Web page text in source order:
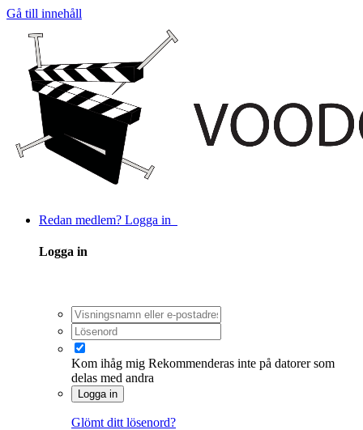
Gå till innehåll
Redan medlem? Logga in
Logga in
Kom ihåg mig Rekommenderas inte på datorer som
delas med andra
Logga in
Glömt ditt lösenord?